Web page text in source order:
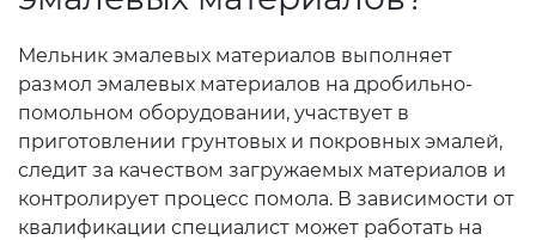
Мельник эмалевых материалов выполняет
размол эмалевых материалов на дробильно-
помольном оборудовании, участвует в
приготовлении грунтовых и покровных эмалей,
следит за качеством загружаемых материалов и
контролирует процесс помола. В зависимости от
квалификации специалист может работать на